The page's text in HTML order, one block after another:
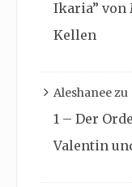
Ikaria” von
Kellen
Aleshaneezu
1 – Der
Valentin